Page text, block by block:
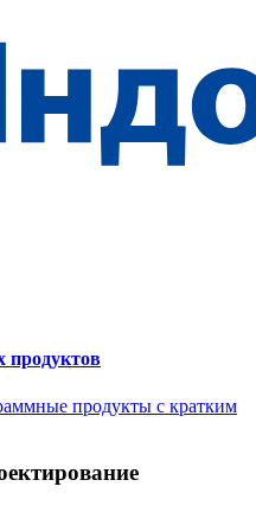
продуктов
продукты с кратким